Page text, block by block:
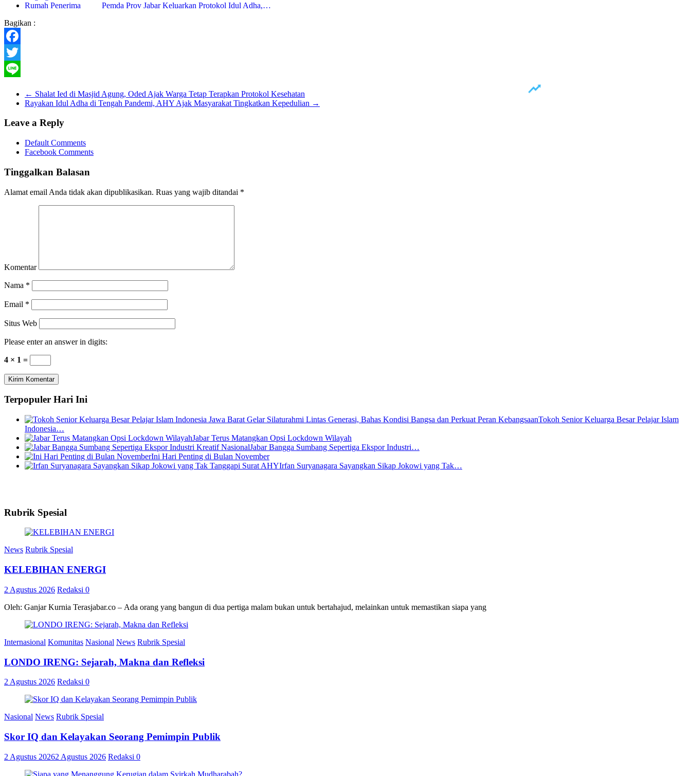
Pemda Prov Jabar Keluarkan Protokol Idul Adha,…
Bagikan :
Facebook
Twitter
← Shalat Ied di Masjid Agung, Oded Ajak Warga Tetap Terapkan Protokol Kesehatan
Rayakan Idul Adha di Tengah Pandemi, AHY Ajak Masyarakat Tingkatkan Kepedulian →
Leave a Reply
Default Comments
Facebook Comments
Tinggalkan Balasan
Alamat email Anda tidak akan dipublikasikan. Ruas yang wajib ditandai *
Komentar
Nama *
Email *
Situs Web
Please enter an answer in digits:
4 × 1 =
Terpopuler Hari Ini
Tokoh Senior Keluarga Besar Pelajar Islam
Indonesia…
Jabar Terus Matangkan Opsi Lockdown Wilayah
Jabar Bangga Sumbang Sepertiga Ekspor Industri…
Ini Hari Penting di Bulan November
Irfan Suryanagara Sayangkan Sikap Jokowi yang Tak…
Rubrik Spesial
News Rubrik Spesial
KELEBIHAN ENERGI
2 Agustus 2026 Redaksi 0
Oleh: Ganjar Kurnia Terasjabar.co – Ada orang yang bangun di dua pertiga malam bukan untuk bertahajud, melainkan untuk memastikan siapa yang
Internasional Komunitas Nasional News Rubrik Spesial
LONDO IRENG: Sejarah, Makna dan Refleksi
2 Agustus 2026 Redaksi 0
Nasional News Rubrik Spesial
Skor IQ dan Kelayakan Seorang Pemimpin Publik
2 Agustus 20262 Agustus 2026 Redaksi 0